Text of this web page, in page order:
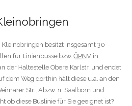
Kleinobringen besitzt insgesamt 30
für Linienbusse bzw. ÖPNV in
der Haltestelle Obere Karlstr. und endet
dem Weg dorthin hält diese u.a. an den
Str., Abzw. n. Saalborn und
ob diese Buslinie für Sie geeignet ist?